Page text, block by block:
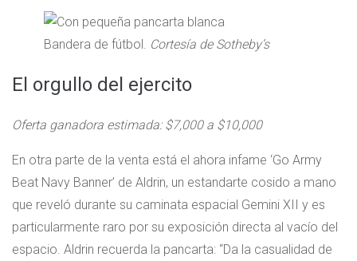
Bandera de fútbol. Cortesía de Sotheby’s
El orgullo del ejercito
Oferta ganadora estimada: $7,000 a $10,000
En otra parte de la venta está el ahora infame ‘Go Army
Beat Navy Banner’ de Aldrin, un estandarte cosido a mano
que reveló durante su caminata espacial Gemini XII y es
particularmente raro por su exposición directa al vacío del
espacio. Aldrin recuerda la pancarta: “Da la casualidad de